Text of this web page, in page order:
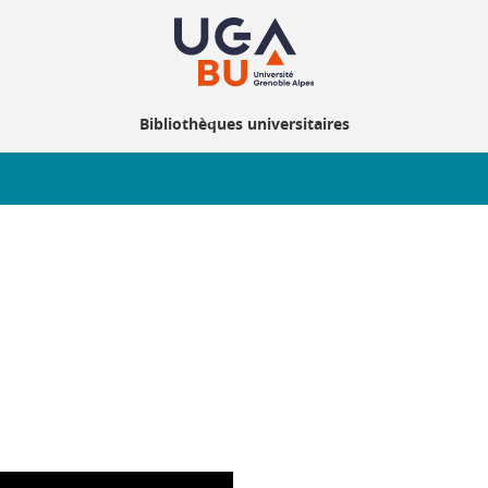
Bibliothèques universitaires